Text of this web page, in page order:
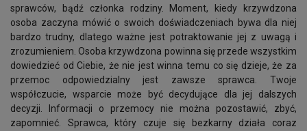
sprawców, bądź członka rodziny. Moment, kiedy krzywdzona
osoba zaczyna mówić o swoich doświadczeniach bywa dla niej
bardzo trudny, dlatego ważne jest potraktowanie jej z uwagą i
zrozumieniem. Osoba krzywdzona powinna się przede wszystkim
dowiedzieć od Ciebie, że nie jest winna temu co się dzieje, że za
przemoc odpowiedzialny jest zawsze sprawca. Twoje
współczucie, wsparcie może być decydujące dla jej dalszych
decyzji. Informacji o przemocy nie można pozostawić, zbyć,
zapomnieć. Sprawca, który czuje się bezkarny działa coraz